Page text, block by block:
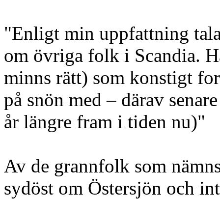
"Enligt min uppfattning
om övriga folk i Scandia.
minns rätt) som konstigt
på snön med – därav
år längre fram i tiden nu)"
Av de grannfolk som
sydöst om Östersjön och